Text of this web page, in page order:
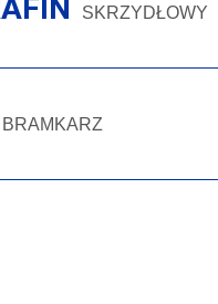
SKRZYDŁOWY
BRAMKARZ